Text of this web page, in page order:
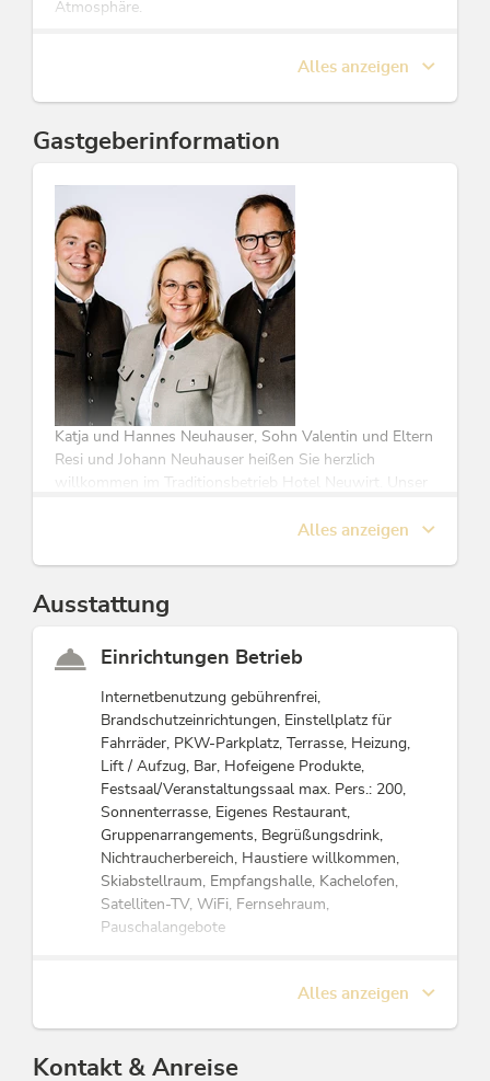
Atmosphäre.
internationale Gerichte, darunter auch Produkte aus der
In allen Zimmern ist kostenfreies WLAN verfügbar.
Verfügung.
Wir freuen uns auf Ihr Kommen!
Der Berg ruft! - Sie rufen zurück!
Familie Neuhauser samt Mitarbeiter
Diese Unterkunft ist Mitglied von
Alpbachtal Card inklusive
Alles anzeigen
Gastgeberinformation
Katja und Hannes Neuhauser, Sohn Valentin und Eltern
Resi und Johann Neuhauser heißen Sie herzlich
willkommen im Traditionsbetrieb Hotel Neuwirt. Unser
einen rundum gelungenen Urlaub. Bestnoten bei
Gäste zufrieden zu stellen. Machen Sie Urlaub bei
Freunden! Wir freuen uns auf Sie!
Alles anzeigen
Ausstattung
Einrichtungen Betrieb
Internetbenutzung gebührenfrei,
Brandschutzeinrichtungen, Einstellplatz für
Fahrräder, PKW-Parkplatz, Terrasse, Heizung,
Lift / Aufzug, Bar, Hofeigene Produkte,
Festsaal/Veranstaltungssaal max. Pers.: 200,
Sonnenterrasse, Eigenes Restaurant,
Gruppenarrangements, Begrüßungsdrink,
Nichtraucherbereich, Haustiere willkommen,
Skiabstellraum, Empfangshalle, Kachelofen,
Satelliten-TV, WiFi, Fernsehraum,
Pauschalangebote
Geschäftsreisende, Familien, Senioren, Gruppen,
Alles anzeigen
Kontakt & Anreise